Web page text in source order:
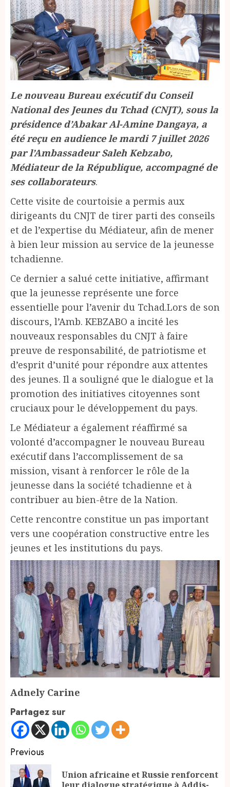
Le nouveau Bureau exécutif du Conseil
National des Jeunes du Tchad (CNJT), sous la
présidence d’Abakar Al-Amine Dangaya, a
été reçu en audience le mardi 7 juillet 2026
par l’Ambassadeur Saleh Kebzabo,
Médiateur de la République, accompagné de
ses collaborateurs.
Cette visite de courtoisie a permis aux
dirigeants du CNJT de tirer parti des conseils
et de l’expertise du Médiateur, afin de mener
à bien leur mission au service de la jeunesse
tchadienne.
Ce dernier a salué cette initiative, affirmant
que la jeunesse représente une force
essentielle pour l’avenir du Tchad.Lors de son
discours, l’Amb. KEBZABO a incité les
nouveaux responsables du CNJT à faire
preuve de responsabilité, de patriotisme et
d’esprit d’unité pour répondre aux attentes
des jeunes. Il a souligné que le dialogue et la
promotion des initiatives citoyennes sont
cruciaux pour le développement du pays.
Le Médiateur a également réaffirmé sa
volonté d’accompagner le nouveau Bureau
exécutif dans l’accomplissement de sa
mission, visant à renforcer le rôle de la
jeunesse dans la société tchadienne et à
contribuer au bien-être de la Nation.
Cette rencontre constitue un pas important
vers une coopération constructive entre les
jeunes et les institutions du pays.
Adnely Carine
Partagez sur
Continue
Reading
Previous
Union africaine et Russie renforcent